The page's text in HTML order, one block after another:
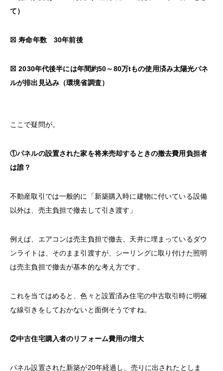
て）
☒ 寿命年数 30年前後
☒ 2030年代後半には年間約50～80万tもの使用済み太陽光パネ
ルが排出見込み（環境省調査）
ここで疑問が。
①パネルの設置された家を将来売却するときの撤去費用負担者
は誰？
不動産取引では一般的に「新築購入時に建物に付いている設備
以外は、売主負担で撤去して引き渡す」
例えば、エアコンは売主負担で撤去、天井に埋まっているダウ
ンライトは、そのまま引渡すが、シーリングに取り付けた照明
は売主負担で撤去が基本的な考え方です。
これを当てはめると、色々と設置済み住宅の中古取引時に明確
な線引きをしておかないと面倒そうですね。
②中古住宅購入者のリフォーム費用の増大
パネル設置された新築が20年経過し、売りに出されたとしま